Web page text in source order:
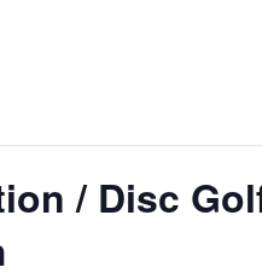
/ Disc